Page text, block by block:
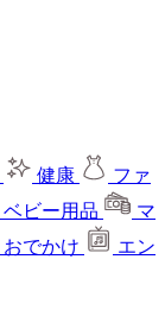
健康
ファ
ベビー用品
マ
おでかけ
エン